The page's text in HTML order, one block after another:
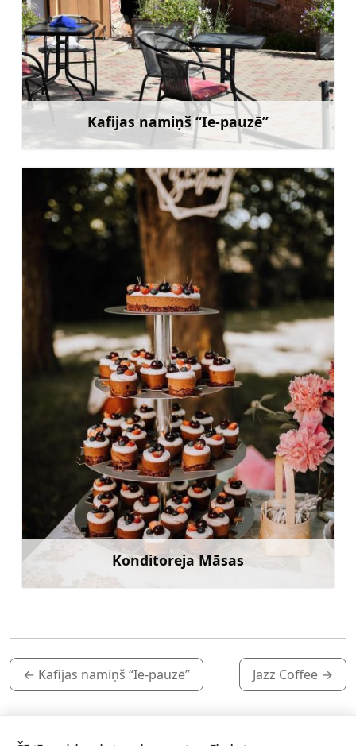
Kafijas namiņš “Ie-pauzē”
Uzzināt vairāk
Konditoreja Māsas
← Kafijas namiņš “Ie-pauzē” Jazz Coffee →